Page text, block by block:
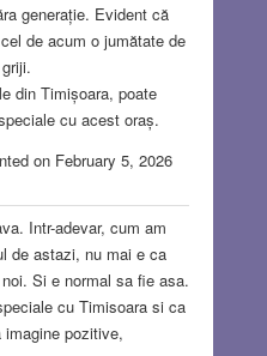
generație. Evident că
de acum o jumătate de
din Timișoara, poate
cu acest oraș.
on February 5, 2026
Intr-adevar, cum am
de astazi, nu mai e ca
Si e normal sa fie asa.
cu Timisoara si ca
pozitive,